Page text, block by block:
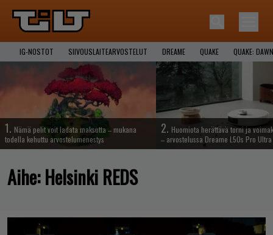
IG-NOSTOT SIIVOUSLAITEARVOSTELUT DREAME QUAKE QUAKE:
1. Nämä pelit voit ladata maksutta – mukana
todella kehuttu arvostelumenestys
2. Huomiota herättävä torni ja
– arvostelussa Dreame L50s Pro Ultra
Aihe:Helsinki REDS